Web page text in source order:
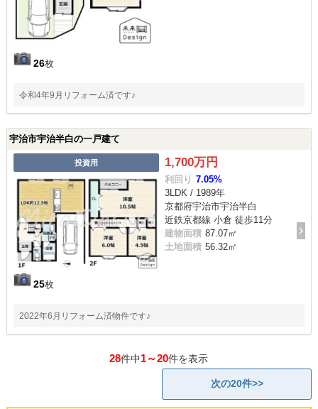
26枚
令和4年9月リフォーム済です♪
宇治市宇治半白の一戸建て
投資用
25枚
1,700万円
利回り 7.05%
3LDK / 1989年
京都府宇治市宇治半白
近鉄京都線 小倉 徒歩11分
建物面積 87.07㎡
土地面積 56.32㎡
2022年6月リフォーム済物件です♪
28件中1～20件を表示
次の20件>>